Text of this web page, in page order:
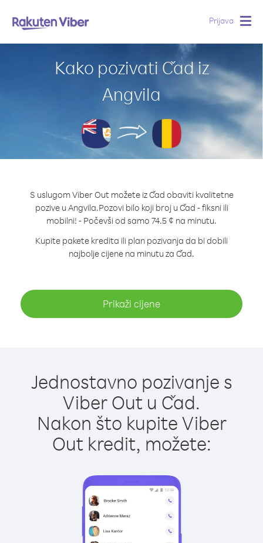
Prijava
Kako pozivati Čad iz
Angvila
S uslugom Viber Out možete iz Čad obaviti kvalitetne
pozive u Angvila.Pozovi bilo koji broj u Čad - fiksni ili
mobilni! - Počevši od samo 74.5 ¢ na minutu.
Kupite pakete kredita ili plan pozivanja da bi dobili
najbolje cijene na minutu za Čad.
Prikaži cijene
Jednostavno pozivanje s
Viber Out u Čad.
Nakon što kupite Viber
Out kredit, možete: